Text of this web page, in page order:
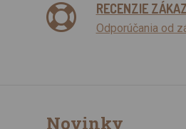
RECENZIE
Odporúčania od
Novinky